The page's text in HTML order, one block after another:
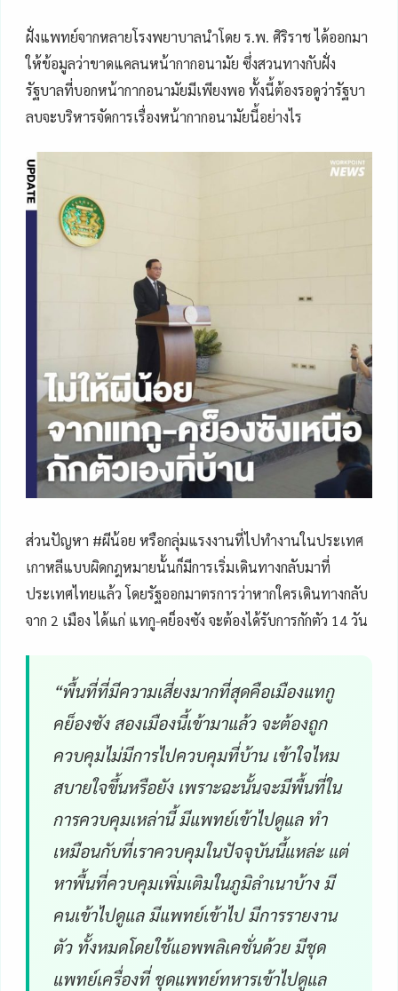
ฝั่งแพทย์จากหลายโรงพยาบาลนำโดย ร.พ. ศิริราช ได้ออกมา
ให้ข้อมูลว่าขาดแคลนหน้ากากอนามัย ซึ่งสวนทางกับฝั่ง
รัฐบาลที่บอกหน้ากากอนามัยมีเพียงพอ ทั้งนี้ต้องรอดูว่ารัฐบา
ลบจะบริหารจัดการเรื่องหน้ากากอนามัยนี้อย่างไร
ส่วนปัญหา #ผีน้อย หรือกลุ่มแรงงานที่ไปทำงานในประเทศ
เกาหลีแบบผิดกฎหมายนั้นก็มีการเริ่มเดินทางกลับมาที่
ประเทศไทยแล้ว โดยรัฐออกมาตรการว่าหากใครเดินทางกลับ
จาก 2 เมือง ได้แก่ แทกู-คย็องซัง จะต้องได้รับการกักตัว 14 วัน
“พื้นที่ที่มีความเสี่ยงมากที่สุดคือเมืองแทกู
คย็องซัง สองเมืองนี้เข้ามาแล้ว จะต้องถูก
ควบคุมไม่มีการไปควบคุมที่บ้าน เข้าใจไหม
สบายใจขึ้นหรือยัง เพราะฉะนั้นจะมีพื้นที่ใน
การควบคุมเหล่านี้ มีแพทย์เข้าไปดูแล ทำ
เหมือนกับที่เราควบคุมในปัจจุบันนี้แหล่ะ แต่
หาพื้นที่ควบคุมเพิ่มเติมในภูมิลำเนาบ้าง มี
คนเข้าไปดูแล มีแพทย์เข้าไป มีการรายงาน
ตัว ทั้งหมดโดยใช้แอพพลิเคชั่นด้วย มีชุด
แพทย์เครื่องที่ ชุดแพทย์ทหารเข้าไปดูแล